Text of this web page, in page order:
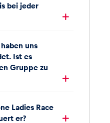
bei jeder
uns
Ist es
Gruppe zu
Ladies Race
er?